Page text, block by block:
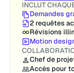
INCLUT
Demandes
2 requêtes
Révisions
Motion
Chef de
Accès pour